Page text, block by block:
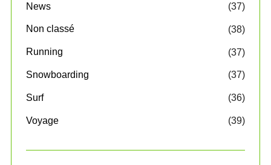
News (37)
Non classé (38)
Running (37)
Snowboarding (37)
Surf (36)
Voyage (39)